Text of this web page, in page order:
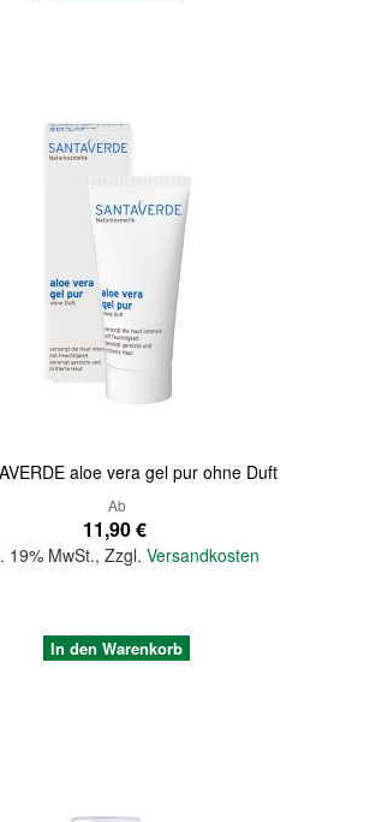
aloe vera gel pur ohne Duft
Ab
11,90 €
19% MwSt.,Zzgl.Versandkosten
In den Warenkorb